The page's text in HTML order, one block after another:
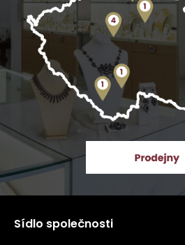
Sídlo společnosti